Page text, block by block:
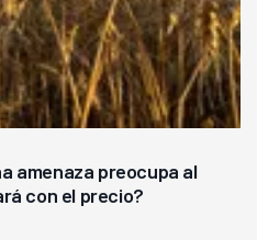
amenaza preocupa al
con el precio?